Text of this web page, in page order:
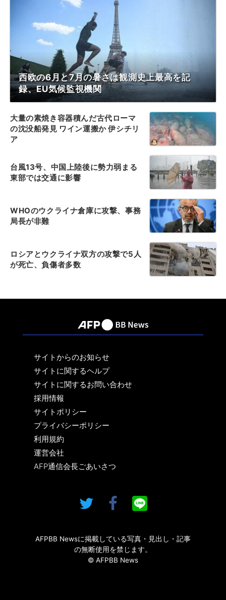
西欧の6月と7月の暑さは観測史上最高を記
録、EU気候監視機関
大量の素焼き容器積んだ古代ローマ
の沈没船発見 ワイン運搬か 伊シチリ
ア
台風13号、中国上陸後に勢力弱まる
東部では交通に影響
WHOのウクライナ倉庫に攻撃、事務
局長が非難
ロシアとウクライナ双方の攻撃で5人
が死亡、負傷者多数
サイトからのお知らせ
サイトに関するヘルプ
サイトに関するお問い合わせ
採用情報
サイトポリシー
プライバシーポリシー
利用規約
運営会社
AFP通信会長ごあいさつ
AFPBB Newsに掲載している写真・見出し・記事
の無断使用を禁じます。
© AFPBB News